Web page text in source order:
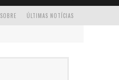
ÚLTIMAS NOTÍCIAS
SOBRE